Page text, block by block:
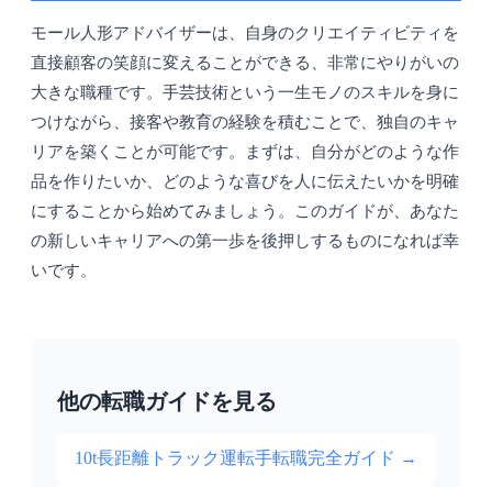
モール人形アドバイザーは、自身のクリエイティビティを
直接顧客の笑顔に変えることができる、非常にやりがいの
大きな職種です。手芸技術という一生モノのスキルを身に
つけながら、接客や教育の経験を積むことで、独自のキャ
リアを築くことが可能です。まずは、自分がどのような作
品を作りたいか、どのような喜びを人に伝えたいかを明確
にすることから始めてみましょう。このガイドが、あなた
の新しいキャリアへの第一歩を後押しするものになれば幸
いです。
他の転職ガイドを見る
10t長距離トラック運転手転職完全ガイド →